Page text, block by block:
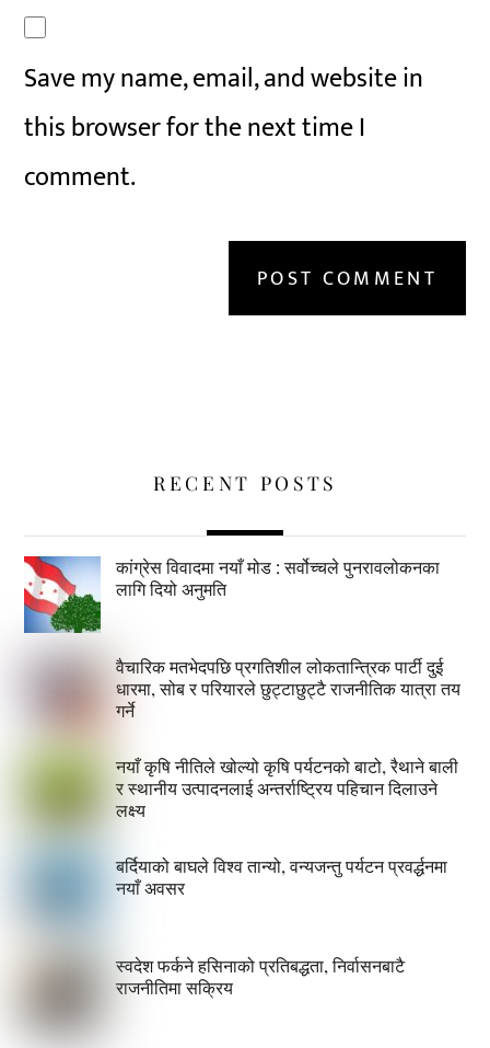
Save my name, email, and website in
this browser for the next time I
comment.
RECENT POSTS
कांग्रेस विवादमा नयाँ मोड : सर्वोच्चले पुनरावलोकनका
लागि दियो अनुमति
वैचारिक मतभेदपछि प्रगतिशील लोकतान्त्रिक पार्टी दुई
धारमा, सोब र परियारले छुट्टाछुट्टै राजनीतिक यात्रा तय
गर्ने
नयाँ कृषि नीतिले खोल्यो कृषि पर्यटनको बाटो, रैथाने बाली
र स्थानीय उत्पादनलाई अन्तर्राष्ट्रिय पहिचान दिलाउने
लक्ष्य
बर्दियाको बाघले विश्व तान्यो, वन्यजन्तु पर्यटन प्रवर्द्धनमा
नयाँ अवसर
स्वदेश फर्कने हसिनाको प्रतिबद्धता, निर्वासनबाटै
राजनीतिमा सक्रिय